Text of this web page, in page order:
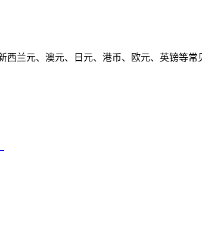
兰元、澳元、日元、港币、欧元、英镑等常